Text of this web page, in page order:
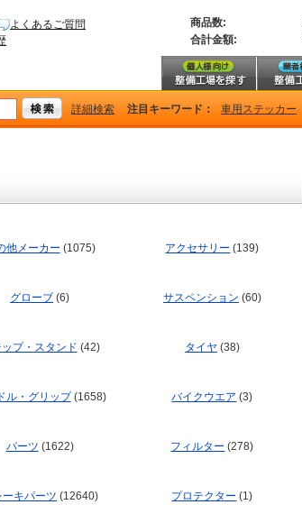
よくあるご質問
商品数:
合計金額:
詳細検索 注目キーワード： 車用ステッカー
他メーカー (1075) アクセサリー (139)
グローブ (6) サスペンション (60)
ップ・スタンド (42) タイヤ (38)
ル・グリップ(1658) バイクウエア (3)
パーツ (1622) フィルター (278)
ーキパーツ (12640) プロテクター (1)